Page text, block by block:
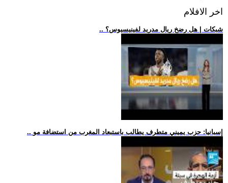
اخر الافلام
.. شبكات | هل رضخ ريال مدريد لفينيسيوس؟
.. إسبانيا: حزب يميني متطرف يطالب باستبعاد المغرب من استضافة مو